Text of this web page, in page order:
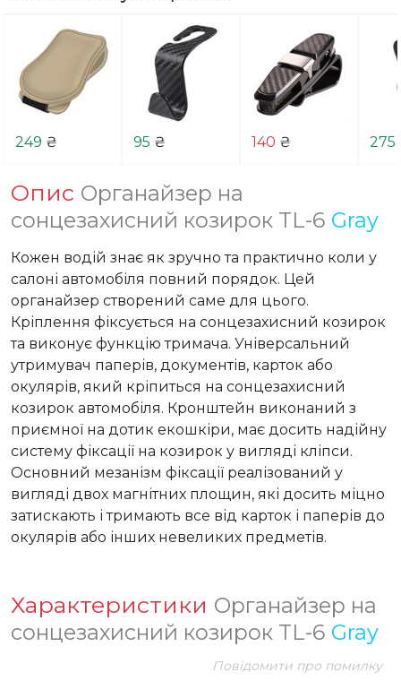
249 ₴ 95 ₴ 140 ₴ 275
Опис Органайзер на
сонцезахисний козирок TL-6 Gray
Кожен водій знає як зручно та практично коли у
салоні автомобіля повний порядок. Цей
органайзер створений саме для цього.
Кріплення фіксується на сонцезахисний козирок
та виконує функцію тримача. Універсальний
утримувач паперів, документів, карток або
окулярів, який кріпиться на сонцезахисний
козирок автомобіля. Кронштейн виконаний з
приємної на дотик екошкіри, має досить надійну
систему фіксації на козирок у вигляді кліпси.
Основний мезанізм фіксації реалізований у
вигляді двох магнітних площин, які досить міцно
затискають і тримають все від карток і паперів до
окулярів або інших невеликих предметів.
Характеристики Органайзер на
сонцезахисний козирок TL-6 Gray
Повідомити про помилку